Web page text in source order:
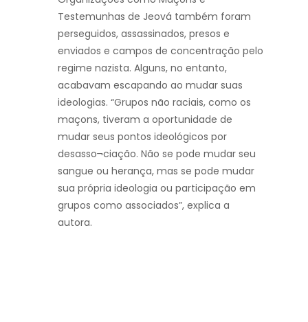
Testemunhas de Jeová também foram
perseguidos, assassinados, presos e
enviados e campos de concentração pelo
regime nazista. Alguns, no entanto,
acabavam escapando ao mudar suas
ideologias. “Grupos não raciais, como os
maçons, tiveram a oportunidade de
mudar seus pontos ideológicos por
desasso¬ciação. Não se pode mudar seu
sangue ou herança, mas se pode mudar
sua própria ideologia ou participação em
grupos como associados”, explica a
autora.